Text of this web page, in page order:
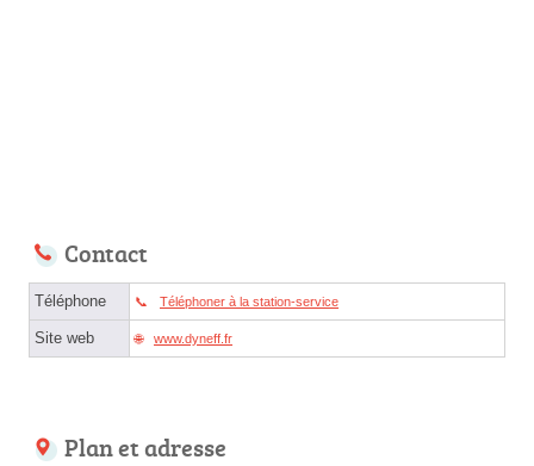
Contact
Téléphone Téléphoner à la station-service
Site web www.dyneff.fr
Plan et adresse